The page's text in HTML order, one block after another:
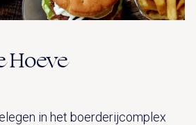
Hoeve
in het boerderijcomplex